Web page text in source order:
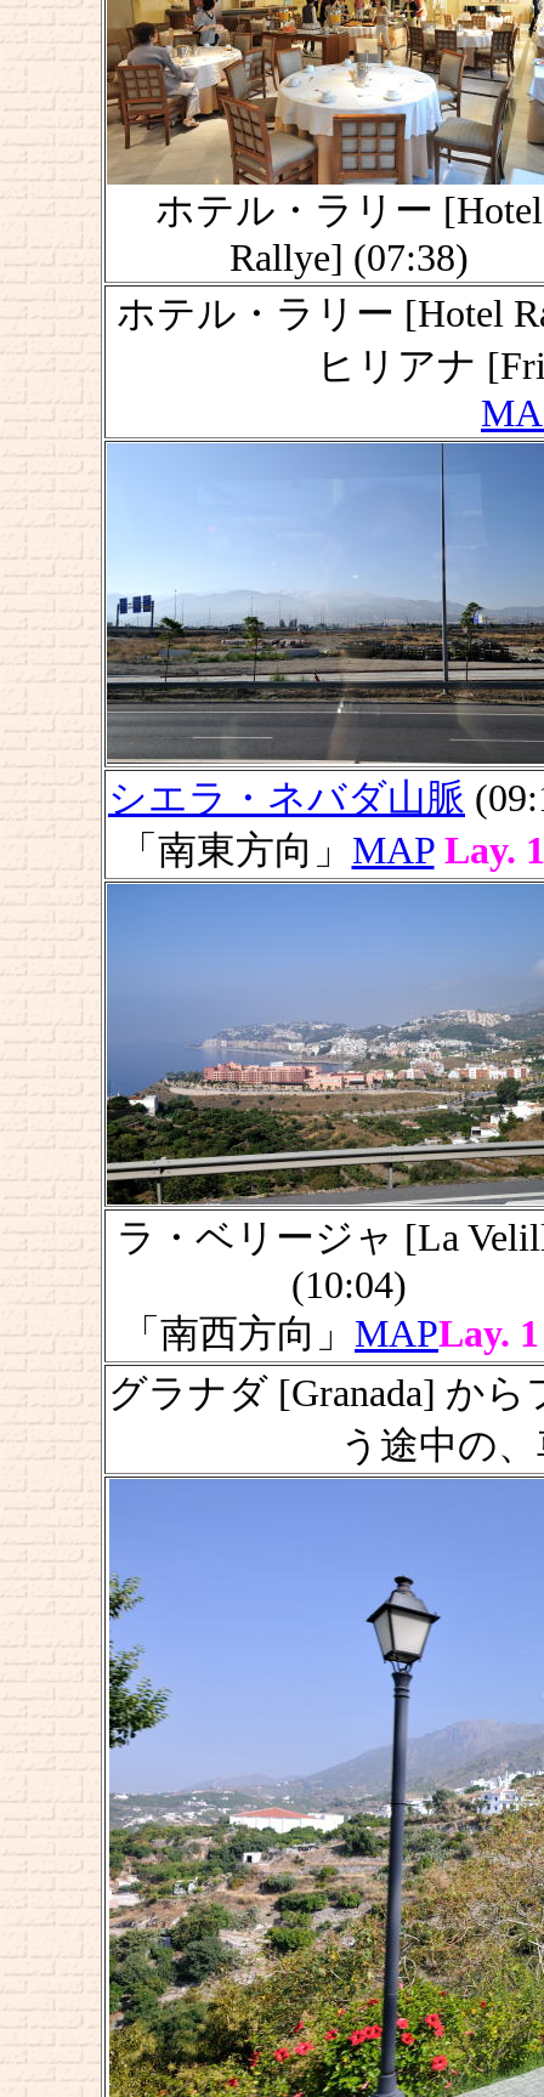
ホテル・ラリー [Hotel
Rallye] (07:38)
ホテル・ラリー [Hotel
ヒリアナ
シエラ・ネバダ山脈
「南東方向」 MAP Lay. 1
ラ・ベリージャ [La
(10:04)
「南西方向」 MAPLay. 1
グラナダ [Granada] か
う途中の